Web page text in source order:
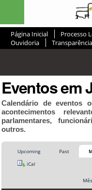
Página Inicial Processo
Ouvidoria
Transparência
Eventos em
Calendário de eventos
acontecimentos
parlamentares,
outros.
Upcoming Past
iCal